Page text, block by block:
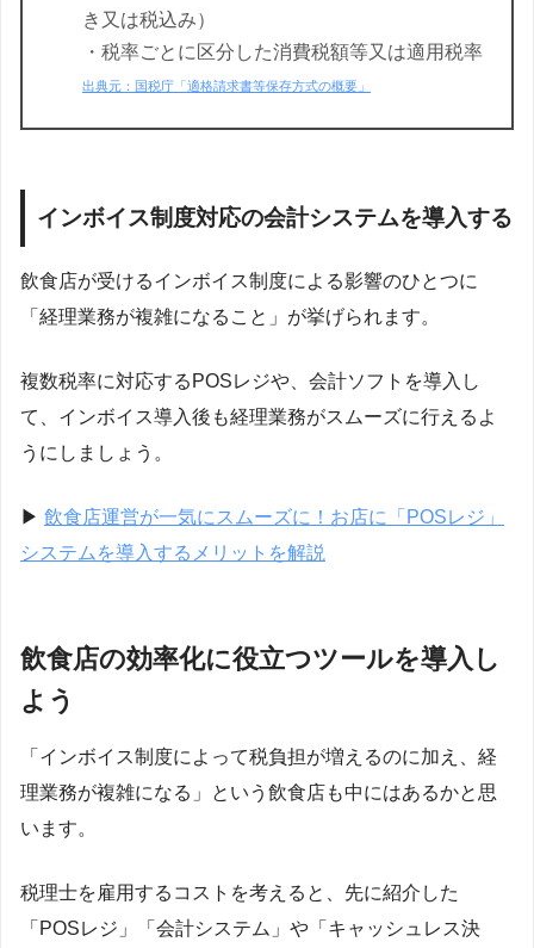
き又は税込み）
・税率ごとに区分した消費税額等又は適用税率
出典元：国税庁「適格請求書等保存方式の概要」
インボイス制度対応の会計システムを導入する
飲食店が受けるインボイス制度による影響のひとつに
「経理業務が複雑になること」が挙げられます。
複数税率に対応するPOSレジや、会計ソフトを導入し
て、インボイス導入後も経理業務がスムーズに行えるよ
うにしましょう。
▶︎ 飲食店運営が一気にスムーズに！お店に「POSレジ」
システムを導入するメリットを解説
飲食店の効率化に役立つツールを導入し
よう
「インボイス制度によって税負担が増えるのに加え、経
理業務が複雑になる」という飲食店も中にはあるかと思
います。
税理士を雇用するコストを考えると、先に紹介した
「POSレジ」「会計システム」や「キャッシュレス決